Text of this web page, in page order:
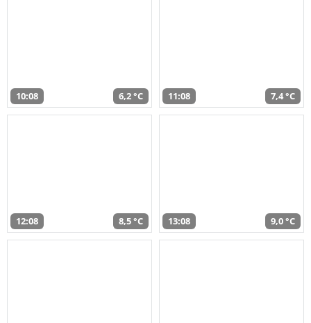
10:08 6,2 °C 11:08 7,4 °C
12:08 8,5 °C 13:08 9,0 °C